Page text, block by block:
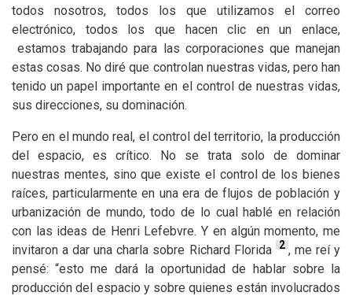
todos nosotros, todos los que utilizamos el correo
electrónico, todos los que hacen clic en un enlace,
estamos trabajando para las corporaciones que manejan
estas cosas. No diré que controlan nuestras vidas, pero han
tenido un papel importante en el control de nuestras vidas,
sus direcciones, su dominación.
Pero en el mundo real, el control del territorio, la producción
del espacio, es crítico. No se trata solo de dominar
nuestras mentes, sino que existe el control de los bienes
raíces, particularmente en una era de flujos de población y
urbanización de mundo, todo de lo cual hablé en relación
con las ideas de Henri Lefebvre. Y en algún momento, me
invitaron a dar una charla sobre Richard Florida
2 , me reí y
pensé: “esto me dará la oportunidad de hablar sobre la
producción del espacio y sobre quienes están involucrados